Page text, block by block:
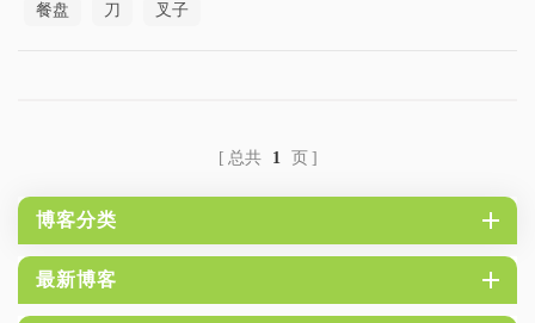
餐盘 刀 叉子
总共 1 页
博客分类
最新博客